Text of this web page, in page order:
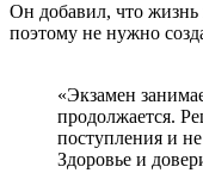
Он добавил, что жизнь
поэтому не нужно
«Экзамен
продолжается.
поступления и
Здоровье и